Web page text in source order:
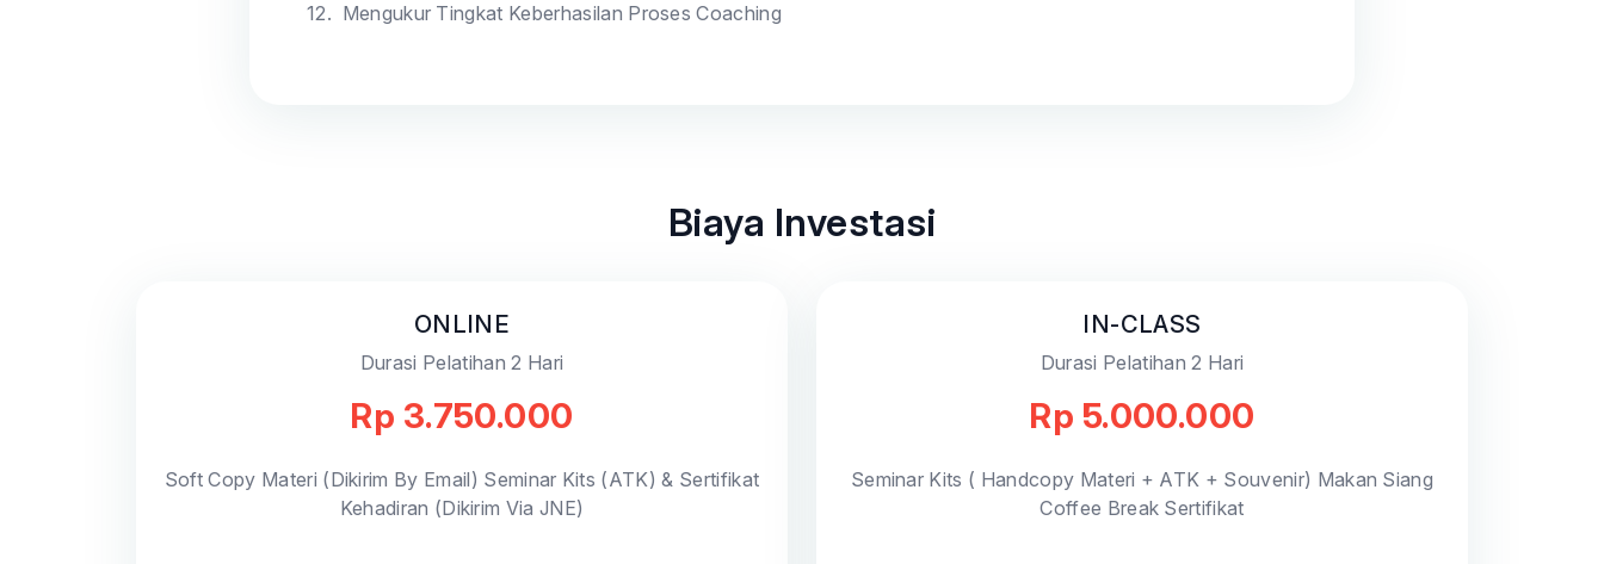
12. Mengukur Tingkat Keberhasilan Proses Coaching
Biaya Investasi
ONLINE
Durasi Pelatihan 2 Hari
Rp 3.750.000
Soft Copy Materi (Dikirim By Email) Seminar Kits (ATK) & Sertifikat
Kehadiran (Dikirim Via JNE)
IN-CLASS
Durasi Pelatihan 2 Hari
Rp 5.000.000
Seminar Kits ( Handcopy Materi + ATK + Souvenir) Makan Siang
Coffee Break Sertifikat